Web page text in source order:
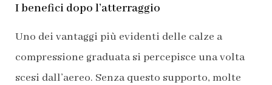
I benefici dopo l’atterraggio
Uno dei vantaggi più evidenti delle calze a
compressione graduata si percepisce una volta
scesi dall’aereo. Senza questo supporto, molte